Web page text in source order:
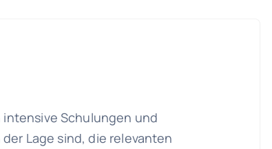
intensive Schulungen und
Lage sind, die relevanten